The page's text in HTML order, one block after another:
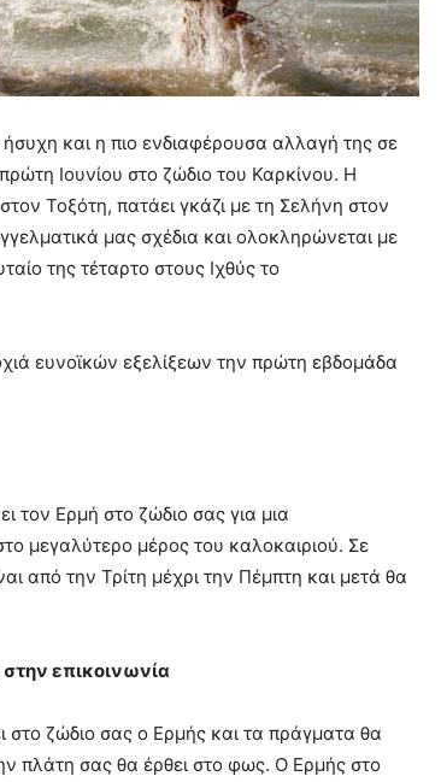
και η πιο ενδιαφέρουσα αλλαγή της σε
Ιουνίου στο ζώδιο του Καρκίνου. Η
Τοξότη, πατάει γκάζι με τη Σελήνη στον
μας σχέδια και ολοκληρώνεται με
της τέταρτο στους Ιχθύς το
ευνοϊκών εξελίξεων την πρώτη εβδομάδα
τον Ερμή στο ζώδιο σας για μια
μεγαλύτερο μέρος του καλοκαιριού. Σε
από την Τρίτη μέχρι την Πέμπτη και μετά θα
επικοινωνία
στο ζώδιο σας ο Ερμής και τα πράγματα θα
πλάτη σας θα έρθει στο φως. Ο Ερμής στο